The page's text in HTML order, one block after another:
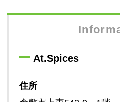
At.Spices
住所